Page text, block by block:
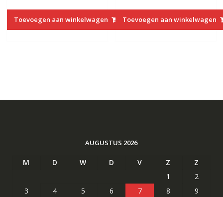
Toevoegen aan winkelwagen Toevoegen aan winkelwagen
AUGUSTUS 2026
M D W D V Z
Z
1
2
3
4 5 6 7 8
9